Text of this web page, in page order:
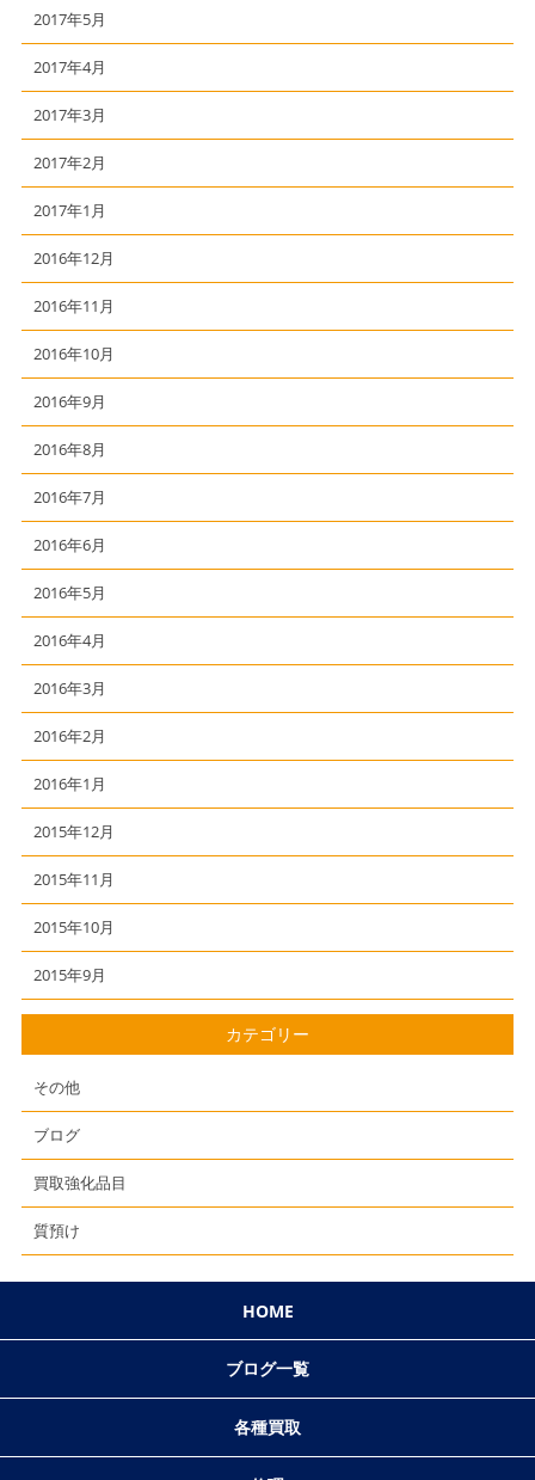
2017年5月
2017年4月
2017年3月
2017年2月
2017年1月
2016年12月
2016年11月
2016年10月
2016年9月
2016年8月
2016年7月
2016年6月
2016年5月
2016年4月
2016年3月
2016年2月
2016年1月
2015年12月
2015年11月
2015年10月
2015年9月
カテゴリー
その他
ブログ
買取強化品目
質預け
HOME
ブログ一覧
各種買取